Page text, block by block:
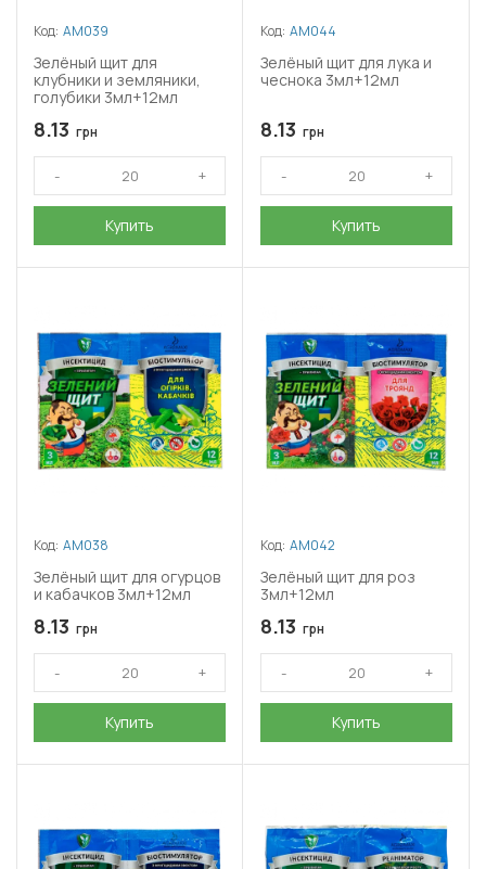
Код: АМ039
Зелёный щит для
клубники и земляники,
голубики 3мл+12мл
8.13 грн
Купить
Код: АМ044
Зелёный щит для лука и
чеснока 3мл+12мл
8.13 грн
Купить
Код: АМ038
Зелёный щит для огурцов
и кабачков 3мл+12мл
8.13 грн
Купить
Код: АМ042
Зелёный щит для роз
3мл+12мл
8.13 грн
Купить